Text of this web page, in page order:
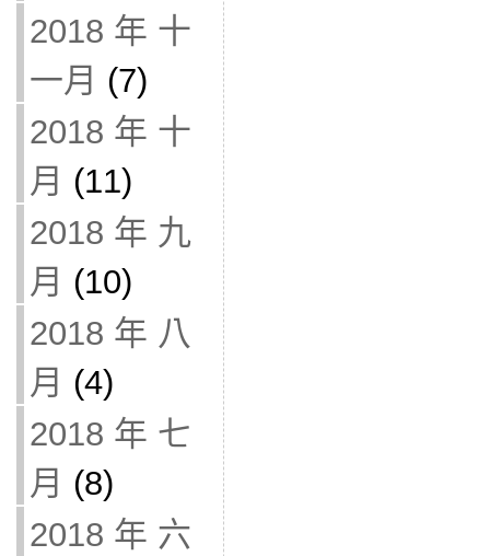
2018 年 十
一月 (7)
2018 年 十
月 (11)
2018 年 九
月 (10)
2018 年 八
月 (4)
2018 年 七
月 (8)
2018 年 六